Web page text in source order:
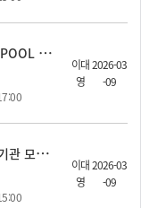
2
026년 AI바우처 지원사업 공급기업 POOL 2차 모집 공고
이대
영
2026-03
-09
｢
2026년도 AI바우처 지원사업｣ 운영기관 모집 공고
이대
영
2026-03
-09